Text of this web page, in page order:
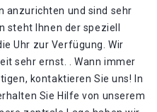
anzurichten und sind sehr
steht Ihnen der speziell
Uhr zur Verfügung. Wir
sehr ernst. . Wann immer
kontaktieren Sie uns! In
Sie Hilfe von unserem